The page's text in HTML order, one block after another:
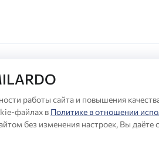
в любой момент вносить
Актуальная информация о продукции
работы сайта и повышения
файлах в Политике в отношении
без изменения настроек, Вы даёте